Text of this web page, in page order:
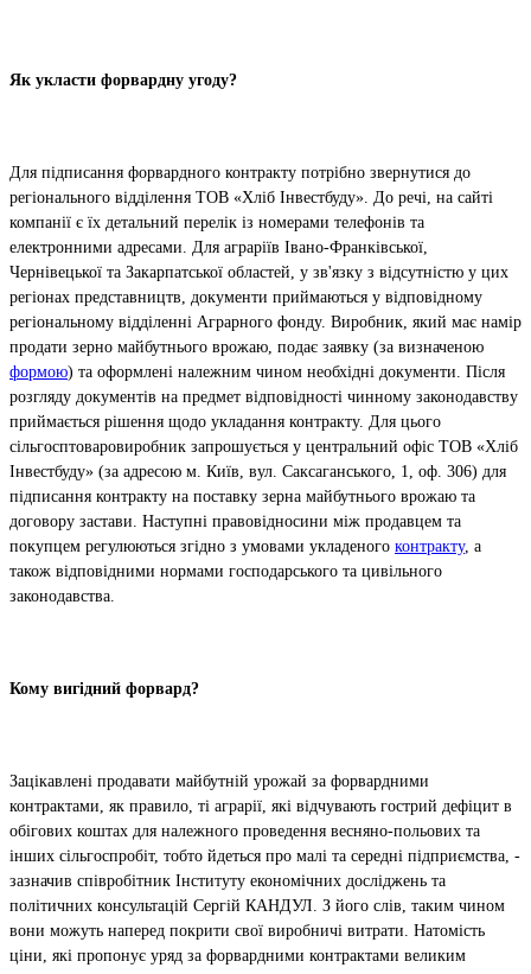
Як укласти форвардну угоду?
Для підписання форвардного контракту потрібно звернутися до
регіонального відділення ТОВ «Хліб Інвестбуду». До речі, на сайті
компанії є їх детальний перелік із номерами телефонів та
електронними адресами. Для аграріїв Івано-Франківської,
Чернівецької та Закарпатської областей, у зв'язку з відсутністю у цих
регіонах представництв, документи приймаються у відповідному
регіональному відділенні Аграрного фонду. Виробник, який має намір
продати зерно майбутнього врожаю, подає заявку (за визначеною
формою) та оформлені належним чином необхідні документи. Після
розгляду документів на предмет відповідності чинному законодавству
приймається рішення щодо укладання контракту. Для цього
сільгосптоваровиробник запрошується у центральний офіс ТОВ «Хліб
Інвестбуду» (за адресою м. Київ, вул. Саксаганського, 1, оф. 306) для
підписання контракту на поставку зерна майбутнього врожаю та
договору застави. Наступні правовідносини між продавцем та
покупцем регулюються згідно з умовами укладеного контракту, а
також відповідними нормами господарського та цивільного
законодавства.
Кому вигідний форвард?
Зацікавлені продавати майбутній урожай за форвардними
контрактами, як правило, ті аграрії, які відчувають гострий дефіцит в
обігових коштах для належного проведення весняно-польових та
інших сільгоспробіт, тобто йдеться про малі та середні підприємства, -
зазначив співробітник Інституту економічних досліджень та
політичних консультацій Сергій КАНДУЛ. З його слів, таким чином
вони можуть наперед покрити свої виробничі витрати. Натомість
ціни, які пропонує уряд за форвардними контрактами великим